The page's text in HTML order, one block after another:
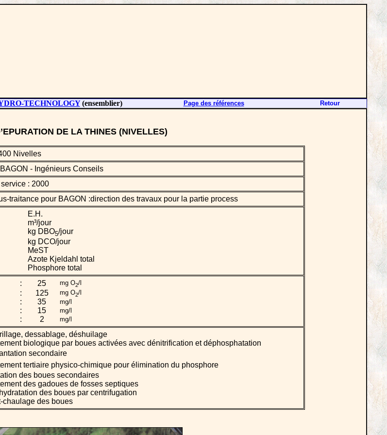
TECHNOLOGY(ensemblier) Page des références Retour
DE LA THINES (NIVELLES)
Nivelles
- Ingénieurs Conseils
: 2000
traitance pour BAGON :direction des travaux pour la partie process
E.H.
m³/jour
kg DBO5/jour
kg DCO/jour
MeST
Azote Kjeldahl total
Phosphore total
: 25 mg O2/l
: 125 mg O2/l
: 35 mg/l
: 15 mg/l
: 2 mg/l
dessablage, déshuilage
biologique par boues activées avec dénitrification et déphosphatation
secondaire
tertiaire physico-chimique pour élimination du phosphore
des boues secondaires
des gadoues de fosses septiques
des boues par centrifugation
chaulage des boues